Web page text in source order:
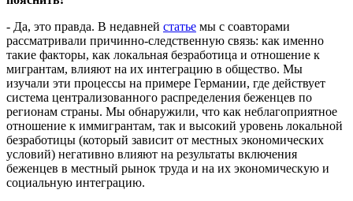
- Да, это правда. В недавней статье мы с соавторами
рассматривали причинно-следственную связь: как именно
такие факторы, как локальная безработица и отношение к
мигрантам, влияют на их интеграцию в общество. Мы
изучали эти процессы на примере Германии, где действует
система централизованного распределения беженцев по
регионам страны. Мы обнаружили, что как неблагоприятное
отношение к иммигрантам, так и высокий уровень локальной
безработицы (который зависит от местных экономических
условий) негативно влияют на результаты включения
беженцев в местный рынок труда и на их экономическую и
социальную интеграцию.